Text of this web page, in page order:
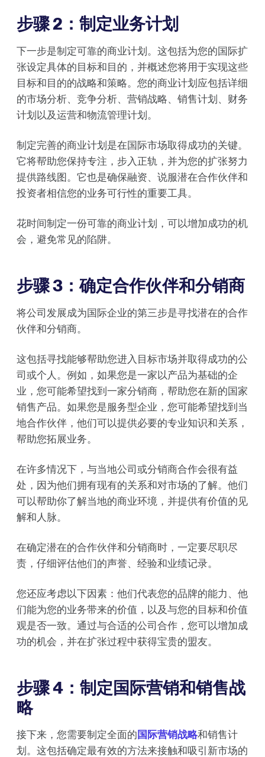
步骤 2：制定业务计划
下一步是制定可靠的商业计划。这包括为您的国际扩
张设定具体的目标和目的，并概述您将用于实现这些
目标和目的的战略和策略。您的商业计划应包括详细
的市场分析、竞争分析、营销战略、销售计划、财务
计划以及运营和物流管理计划。
制定完善的商业计划是在国际市场取得成功的关键。
它将帮助您保持专注，步入正轨，并为您的扩张努力
提供路线图。它也是确保融资、说服潜在合作伙伴和
投资者相信您的业务可行性的重要工具。
花时间制定一份可靠的商业计划，可以增加成功的机
会，避免常见的陷阱。
步骤 3：确定合作伙伴和分销商
将公司发展成为国际企业的第三步是寻找潜在的合作
伙伴和分销商。
这包括寻找能够帮助您进入目标市场并取得成功的公
司或个人。例如，如果您是一家以产品为基础的企
业，您可能希望找到一家分销商，帮助您在新的国家
销售产品。如果您是服务型企业，您可能希望找到当
地合作伙伴，他们可以提供必要的专业知识和关系，
帮助您拓展业务。
在许多情况下，与当地公司或分销商合作会很有益
处，因为他们拥有现有的关系和对市场的了解。他们
可以帮助你了解当地的商业环境，并提供有价值的见
解和人脉。
在确定潜在的合作伙伴和分销商时，一定要尽职尽
责，仔细评估他们的声誉、经验和业绩记录。
您还应考虑以下因素：他们代表您的品牌的能力、他
们能为您的业务带来的价值，以及与您的目标和价值
观是否一致。通过与合适的公司合作，您可以增加成
功的机会，并在扩张过程中获得宝贵的盟友。
步骤 4：制定国际营销和销售战
略
接下来，您需要制定全面的 国际营销战略和销售计
划。这包括确定最有效的方法来接触和吸引新市场的